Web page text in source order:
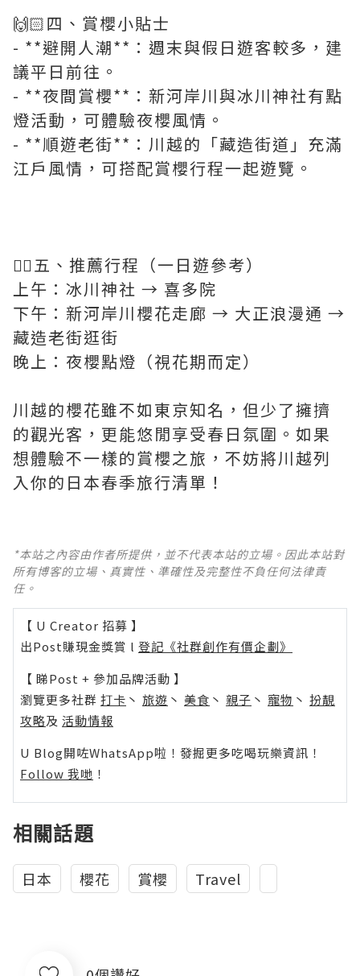
🙌🏻四、賞櫻小貼士
- **避開人潮**：週末與假日遊客較多，建
議平日前往。
- **夜間賞櫻**：新河岸川與冰川神社有點
燈活動，可體驗夜櫻風情。
- **順遊老街**：川越的「藏造街道」充滿
江戶風情，可搭配賞櫻行程一起遊覽。
👍🏻五、推薦行程（一日遊參考）
上午：冰川神社 → 喜多院
下午：新河岸川櫻花走廊 → 大正浪漫通 →
藏造老街逛街
晚上：夜櫻點燈（視花期而定）
川越的櫻花雖不如東京知名，但少了擁擠
的觀光客，更能悠閒享受春日氛圍。如果
想體驗不一樣的賞櫻之旅，不妨將川越列
入你的日本春季旅行清單！
*本站之內容由作者所提供，並不代表本站的立場。因此本站對
所有博客的立場、真實性、準確性及完整性不負任何法律責
任。
【 U Creator 招募 】
出Post賺現金獎賞 l 登記《社群創作有價企劃》
【 睇Post + 參加品牌活動 】
瀏覽更多社群 打卡 丶 旅遊 丶 美食 丶 親子 丶 寵物 丶 扮靚
攻略及 活動情報
U Blog開咗WhatsApp啦！發掘更多吃喝玩樂資訊！
Follow 我哋 ！
相關話題
日本 櫻花 賞櫻 Travel